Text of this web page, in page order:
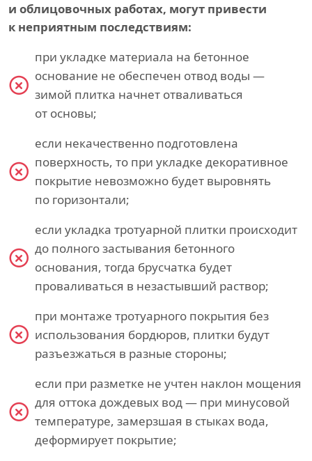
и облицовочных работах, могут привести
к неприятным последствиям:
при укладке материала на бетонное
основание не обеспечен отвод воды —
зимой плитка начнет отваливаться
от основы;
если некачественно подготовлена
поверхность, то при укладке декоративное
покрытие невозможно будет выровнять
по горизонтали;
если укладка тротуарной плитки происходит
до полного застывания бетонного
основания, тогда брусчатка будет
проваливаться в незастывший раствор;
при монтаже тротуарного покрытия без
использования бордюров, плитки будут
разъезжаться в разные стороны;
если при разметке не учтен наклон мощения
для оттока дождевых вод — при минусовой
температуре, замерзшая в стыках вода,
деформирует покрытие;